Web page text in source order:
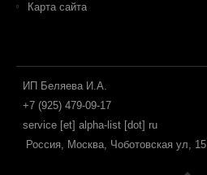
Карта сайта
ИП Беляева И.А.
+7 (925) 479-09-17
service [et] alpha-list [dot] ru
Россия, Москва, Чоботовская ул, 15